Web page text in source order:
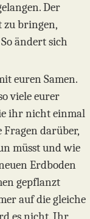
Der
zu bringen,
ändert sich
euren Samen.
viele eurer
ihr nicht einmal
darüber,
müsst und wie
Erdboden
gepflanzt
auf die gleiche